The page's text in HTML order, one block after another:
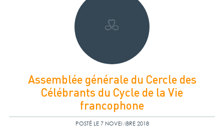
Assemblée générale du Cercle des
Célébrants du Cycle de la Vie
francophone
POSTÉ LE 7 NOVEMBRE 2018